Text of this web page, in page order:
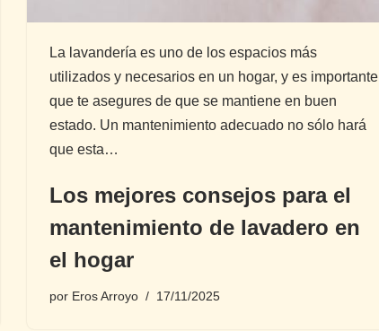
La lavandería es uno de los espacios más
utilizados y necesarios en un hogar, y es importante
que te asegures de que se mantiene en buen
estado. Un mantenimiento adecuado no sólo hará
que esta…
Los mejores consejos para el
mantenimiento de lavadero en
el hogar
por Eros Arroyo 17/11/2025